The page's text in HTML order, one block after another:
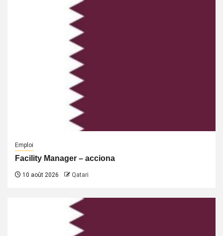
Emploi
Facility Manager – acciona
10 août 2026 Qatari